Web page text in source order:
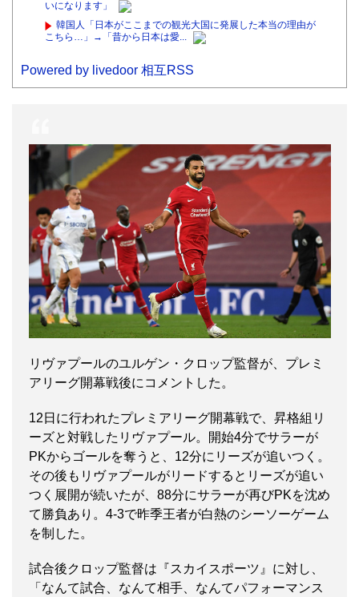
いになります」
韓国人「日本がここまでの観光大国に発展した本当の理由が
こちら…」→「昔から日本は愛...
Powered by livedoor 相互RSS
リヴァプールのユルゲン・クロップ監督が、プレミ
アリーグ開幕戦後にコメントした。
12日に行われたプレミアリーグ開幕戦で、昇格組リ
ーズと対戦したリヴァプール。開始4分でサラーが
PKからゴールを奪うと、12分にリーズが追いつく。
その後もリヴァプールがリードするとリーズが追い
つく展開が続いたが、88分にサラーが再びPKを沈め
て勝負あり。4-3で昨季王者が白熱のシーソーゲーム
を制した。
試合後クロップ監督は『スカイスポーツ』に対し、
「なんて試合、なんて相手、なんてパフォーマンス